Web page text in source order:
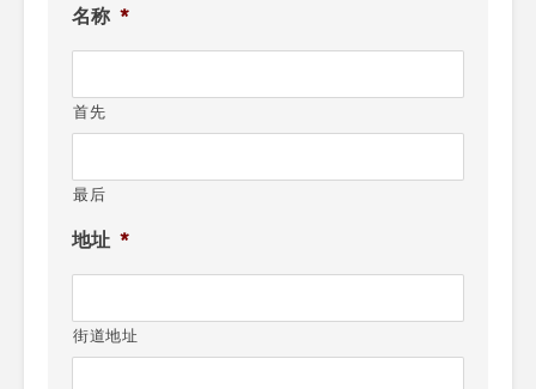
名称 *
首先
最后
地址 *
街道地址